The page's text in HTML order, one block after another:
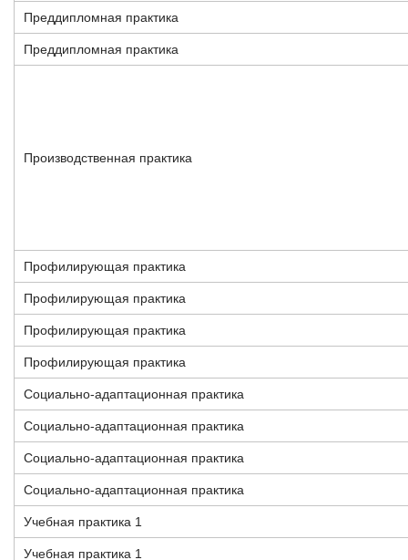
Преддипломная практика
Преддипломная практика
Производственная практика
Профилирующая практика
Профилирующая практика
Профилирующая практика
Профилирующая практика
Социально-адаптационная практика
Социально-адаптационная практика
Социально-адаптационная практика
Социально-адаптационная практика
Учебная практика 1
Учебная практика 1